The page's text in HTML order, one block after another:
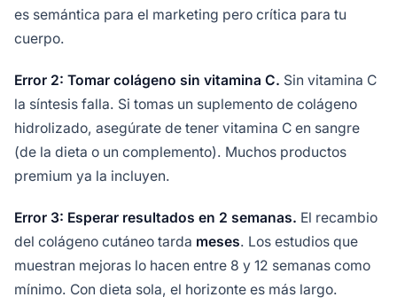
es semántica para el marketing pero crítica para tu
cuerpo.
Error 2: Tomar colágeno sin vitamina C. Sin vitamina C
la síntesis falla. Si tomas un suplemento de colágeno
hidrolizado, asegúrate de tener vitamina C en sangre
(de la dieta o un complemento). Muchos productos
premium ya la incluyen.
Error 3: Esperar resultados en 2 semanas. El recambio
del colágeno cutáneo tarda meses. Los estudios que
muestran mejoras lo hacen entre 8 y 12 semanas como
mínimo. Con dieta sola, el horizonte es más largo.